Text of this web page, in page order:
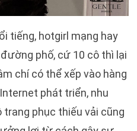
tiếng, hotgirl mạng hay
phố, cứ 10 cô thì lại
chí có thể xếp vào hàng
phát triển, nhu
trang phục thiếu vải cũng